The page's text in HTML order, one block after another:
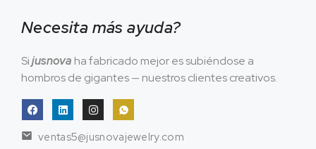
Necesita más ayuda?
Sijusnova ha fabricado mejor es subiéndose a
hombros de gigantes — nuestros clientes creativos.
ventas5@jusnovajewelry.com